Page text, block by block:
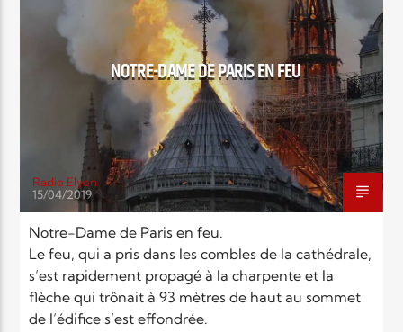
Radio Elyon
Elyon Rhema
NOTRE-DAME DE PARIS EN FEU
Radio Elyon
15/04/2019
Notre-Dame de Paris en feu.
Le feu, qui a pris dans les combles de la cathédrale,
s’est rapidement propagé à la charpente et la
flèche qui trônait à 93 mètres de haut au sommet
de l’édifice s’est effondrée.